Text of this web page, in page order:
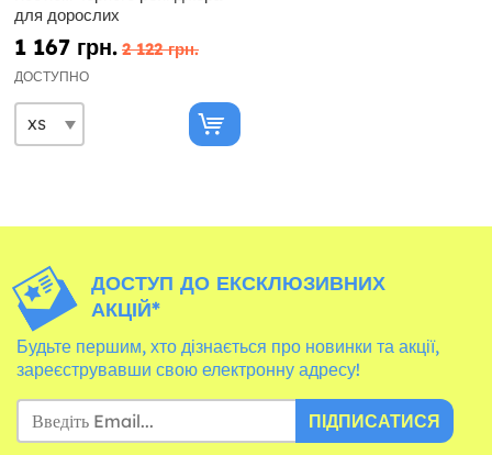
для дорослих
1 167 грн. 2 122 грн.
ДОСТУПНО
ДОСТУП ДО ЕКСКЛЮЗИВНИХ
АКЦІЙ*
Будьте першим, хто дізнається про новинки та акції,
зареєструвавши свою електронну адресу!
ПІДПИСАТИСЯ